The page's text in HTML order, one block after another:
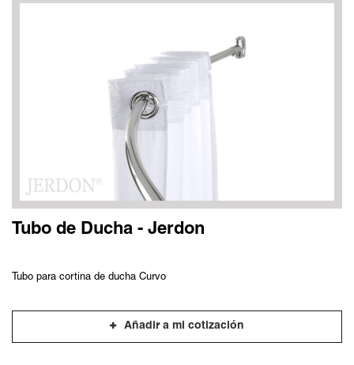
Tubo de Ducha - Jerdon
Tubo para cortina de ducha Curvo
Añadir a mi cotización